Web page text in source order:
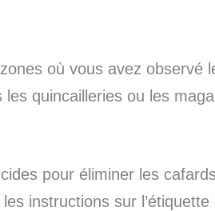
où vous avez observé
quincailleries ou les
pour éliminer les
instructions sur